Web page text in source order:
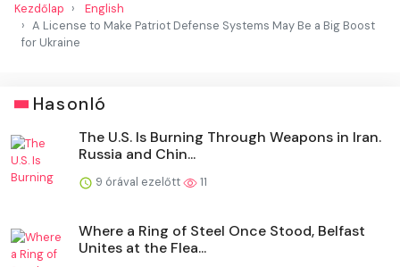
Kezdőlap
English
A License to Make Patriot Defense Systems May Be a Big Boost
for Ukraine
Hasonló
The U.S. Is Burning Through Weapons in Iran.
Russia and Chin...
9 órával ezelőtt 11
Where a Ring of Steel Once Stood, Belfast
Unites at the Flea...